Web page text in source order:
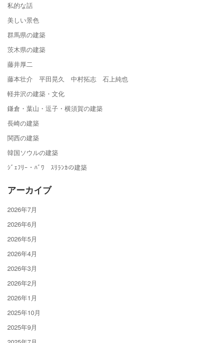
私的な話
美しい景色
群馬県の建築
茨木県の建築
藤井厚二
藤本壮介 平田晃久 中村拓志 石上純也
軽井沢の建築・文化
鎌倉・葉山・逗子・横須賀の建築
長崎の建築
関西の建築
韓国ソウルの建築
ｼﾞｪﾌﾘｰ・ﾊﾞﾜ ｽﾘﾗﾝｶの建築
アーカイブ
2026年7月
2026年6月
2026年5月
2026年4月
2026年3月
2026年2月
2026年1月
2025年10月
2025年9月